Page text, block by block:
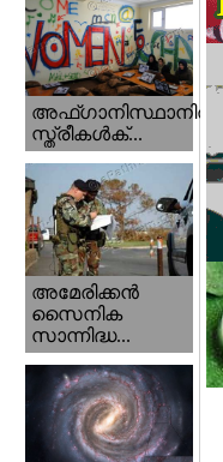
അഫ്ഗാനിസ്ഥാനിൽ
സ്ത്രീകൾക്...
അമേരിക്കൻ
സൈനിക
സാന്നിദ്ധ...